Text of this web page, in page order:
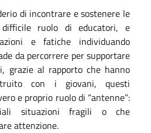
di incontrare e sostenere le
ruolo di educatori, e
e fatiche individuando
da percorrere per supportare
grazie al rapporto che hanno
con i giovani, questi
e proprio ruolo di “antenne”:
situazioni fragili o che
attenzione.